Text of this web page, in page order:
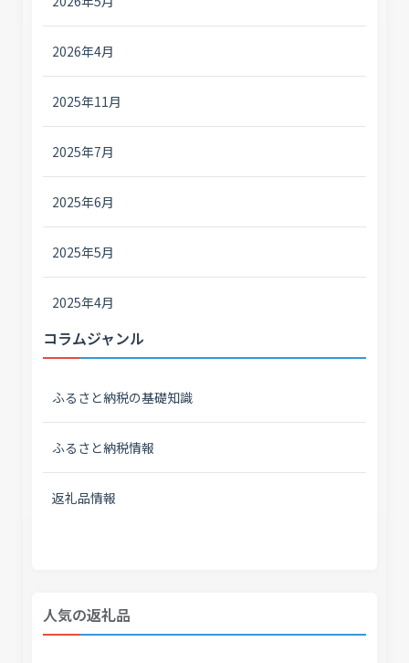
2026年4月
2025年11月
2025年7月
2025年6月
2025年5月
2025年4月
コラムジャンル
ふるさと納税の基礎知識
ふるさと納税情報
返礼品情報
人気の返礼品